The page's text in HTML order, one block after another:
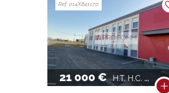
21 000 € H.T. H.C. / AN
Ref. 014X841170